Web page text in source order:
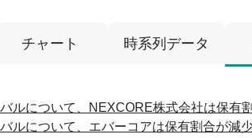
チャート 時系列データ
ルについて、NEXCORE株式会社は保有
ルについて、エバーコアは保有割合が減